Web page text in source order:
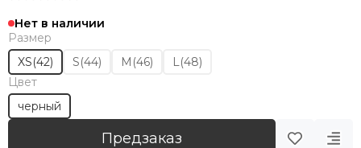
Нет в наличии
Размер
XS(42)
S(44) M(46)
L(48)
Цвет
черный
Предзаказ